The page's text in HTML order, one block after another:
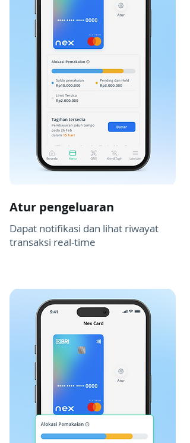
Atur pengeluaran
Dapat notifikasi dan lihat riwayat
transaksi real-time